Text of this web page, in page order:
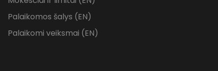
Palaikomos šalys (EN)
Palaikomi veiksmai (EN)